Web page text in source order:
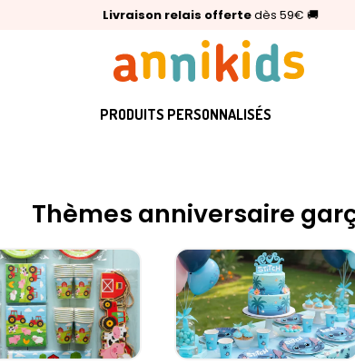
Livraison relais offertedès 59€ 🚚
🥇Palmarès Capital 2025 :Annikids N°1
⭐⭐⭐⭐⭐4,6/5(24 000 avis clients)
PRODUITS PERSONNALISÉS
Thèmes anniversaire